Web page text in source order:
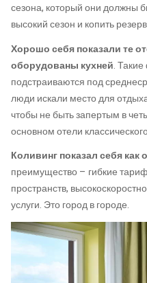
сезона, который они должны
высокий сезон и копить
Хорошо себя показали те
оборудованы кухней.
подстраиваются под
люди искали место для
чтобы не быть запертым в
основном отели
Коливинг показал себя
преимущество – гибкие
пространств,
услуги. Это город в городе.